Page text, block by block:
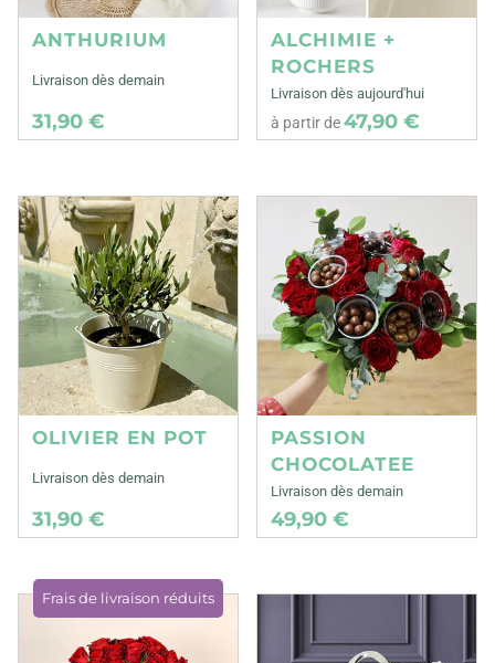
ANTHURIUM
Livraison dès demain
31,90 €
ALCHIMIE +
ROCHERS
Livraison dès aujourd'hui
à partir de47,90 €
OLIVIER EN POT
Livraison dès demain
31,90 €
PASSION
CHOCOLATEE
Livraison dès demain
49,90 €
Frais de livraison réduits